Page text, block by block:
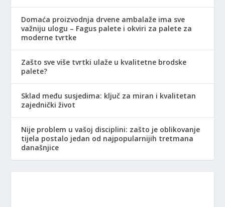
Domaća proizvodnja drvene ambalaže ima sve
važniju ulogu – Fagus palete i okviri za palete za
moderne tvrtke
Zašto sve više tvrtki ulaže u kvalitetne brodske
palete?
Sklad među susjedima: ključ za miran i kvalitetan
zajednički život
Nije problem u vašoj disciplini: zašto je oblikovanje
tijela postalo jedan od najpopularnijih tretmana
današnjice